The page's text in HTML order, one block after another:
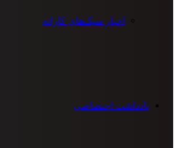
اخبار سبک‌های کاراته
یادداشت اختصاصی